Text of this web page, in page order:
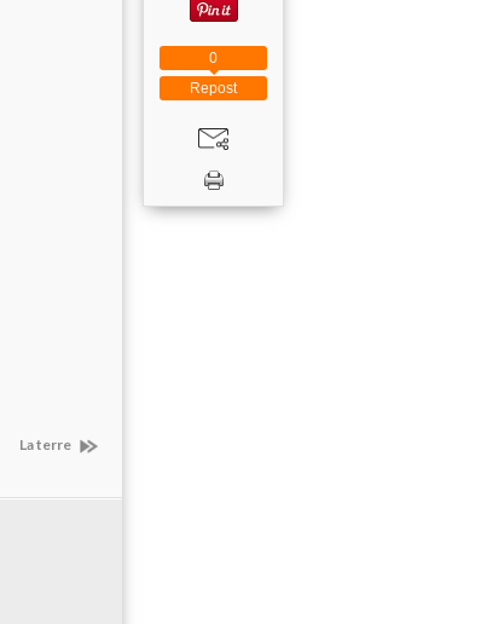
La terre
Repost
0